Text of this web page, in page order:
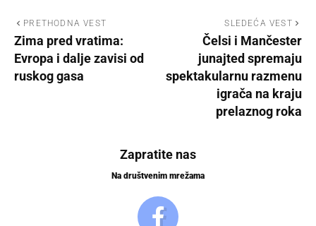
PRETHODNA VEST
Zima pred vratima:
Evropa i dalje zavisi od
ruskog gasa
SLEDEĆA VEST
Čelsi i Mančester
junajted spremaju
spektakularnu razmenu
igrača na kraju
prelaznog roka
Zapratite nas
Na društvenim mrežama